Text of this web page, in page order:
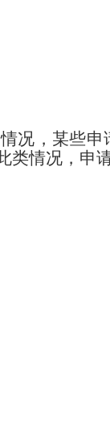
况，某些
类情况，申